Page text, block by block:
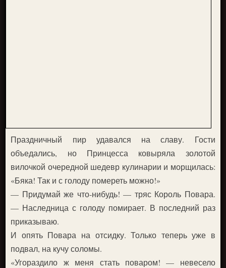
Праздничный пир удавался на славу. Гости
объедались, но Принцесса ковыряла золотой
вилочкой очередной шедевр кулинарии и морщилась:
«Бяка! Так и с голоду помереть можно!»
— Придумай же что-нибудь! — тряс Король Повара.
— Наследница с голоду помирает. В последний раз
приказываю.
И опять Повара на отсидку. Только теперь уже в
подвал, на кучу соломы.
«Угораздило ж меня стать поваром! — невесело